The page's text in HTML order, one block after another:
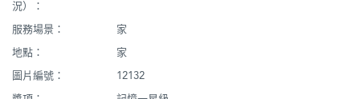
況）：
服務場景：
家
地點：
家
圖片編號：
12132